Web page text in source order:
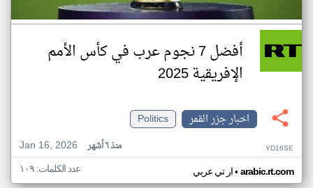
أفضل 7 نجوم عرب في كأس الأمم
الإفريقية 2025
اخبار جزر القمر
Politics
Jan 16, 2026
منذ ٦ أشهر YD16SE
ار تي عربي• arabic.rt.com عدد الكلمات: ١٠٩